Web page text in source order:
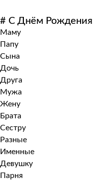
# С Днём
Маму
Папу
Сына
Дочь
Друга
Мужа
Жену
Брата
Сестру
Разные
Именные
Девушку
Парня